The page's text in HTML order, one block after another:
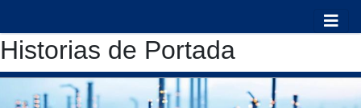
Historias de Portada